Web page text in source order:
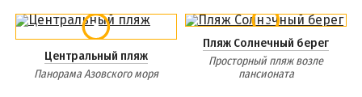
Центральный пляж
Панорама Азовского моря
Пляж Солнечный берег
Просторный пляж возле
пансионата